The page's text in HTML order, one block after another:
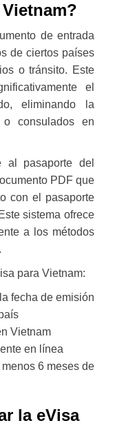
de entrada
de ciertos países
o tránsito. Este
el
eliminando la
o consulados en
al pasaporte del
PDF que
con el pasaporte
sistema ofrece
a los métodos
para Vietnam:
fecha de emisión
Vietnam
en línea
6 meses de
la eVisa